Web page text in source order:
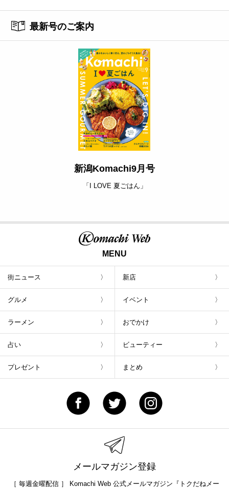
最新号のご案内
新潟Komachi9月号
「I LOVE 夏ごはん」
MENU
街ニュース 新店
グルメ イベント
ラーメン おでかけ
占い ビューティー
プレゼント まとめ
メールマガジン登録
［ 毎週金曜配信 ］ Komachi Web 公式メールマガジン『トクだねメー